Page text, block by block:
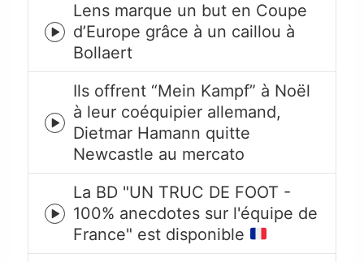
Episode
play
icon
Lens marque un but en Coupe
d’Europe grâce à un caillou à
Bollaert
Episode
play
icon
Ils offrent “Mein Kampf” à Noël
à leur coéquipier allemand,
Dietmar Hamann quitte
Newcastle au mercato
Episode
play
icon
La BD "UN TRUC DE FOOT -
100% anecdotes sur l'équipe de
France" est disponible